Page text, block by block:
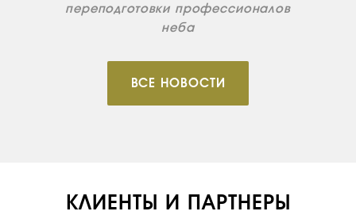
переподготовки профессионалов
неба
ВСЕ НОВОСТИ
КЛИЕНТЫ И ПАРТНЕРЫ